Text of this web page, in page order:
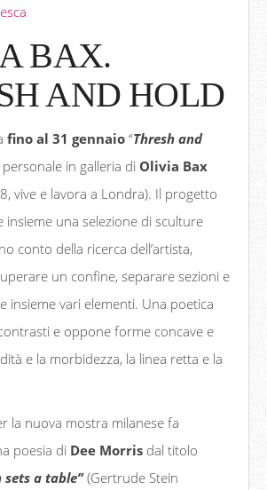
BAX.
AND HOLD
fino al 31 gennaio “Thresh and
in galleria di Olivia Bax
vive e lavora a Londra). Il progetto
insieme una selezione di sculture
conto della ricerca dell’artista,
un confine, separare sezioni e
insieme vari elementi. Una poetica
e oppone forme concave e
e la morbidezza, la linea retta e la
la nuova mostra milanese fa
poesia di Dee Morris dal titolo
sets a table”(Gertrude Stein